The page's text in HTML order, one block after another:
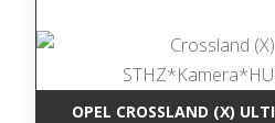
OPEL CROSSLAND (X)